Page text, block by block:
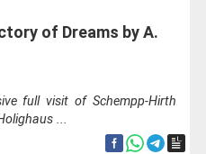
of Dreams by A.
full visit of Schempp-Hirth
...